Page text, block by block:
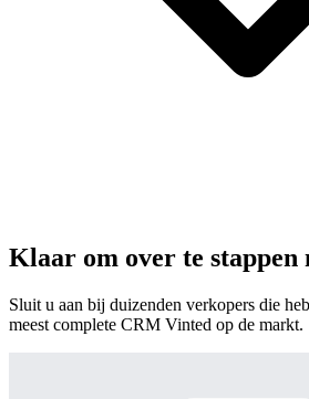
Klaar om over te
Sluit u aan bij duizenden verkopers die
meest complete CRM Vinted op de markt.